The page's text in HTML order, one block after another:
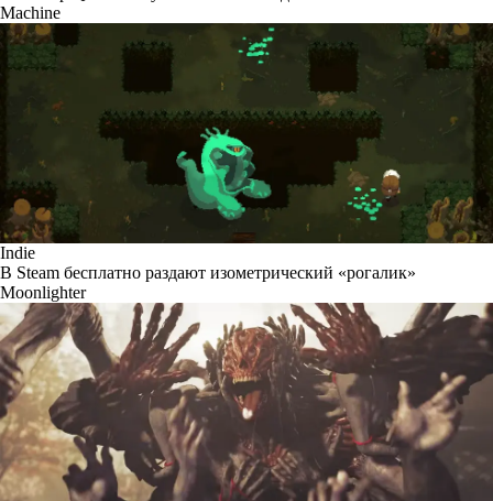
Machine
Indie
В Steam бесплатно раздают изометрический «рогалик»
Moonlighter